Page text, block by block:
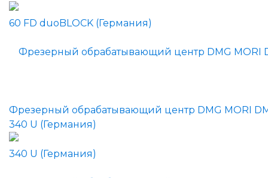
Фрезерный обрабатывающий центр DMG MORI
340 U (Германия)